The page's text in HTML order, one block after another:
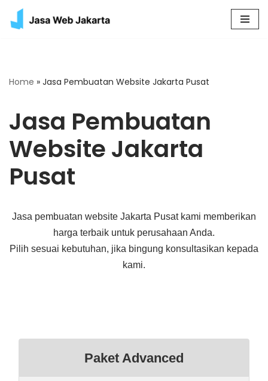
Skip
Home » Jasa Pembuatan Website Jakarta Pusat
Jasa Pembuatan
Website Jakarta
Pusat
Jasa pembuatan website Jakarta Pusat kami memberikan
harga terbaik untuk perusahaan Anda.
Pilih sesuai kebutuhan, jika bingung konsultasikan kepada
kami.
Paket Advanced